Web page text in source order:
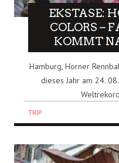
EKSTASE:
COLORS –
KOMMT
Hamburg, Horner
dieses Jahr am 24.
TRIP